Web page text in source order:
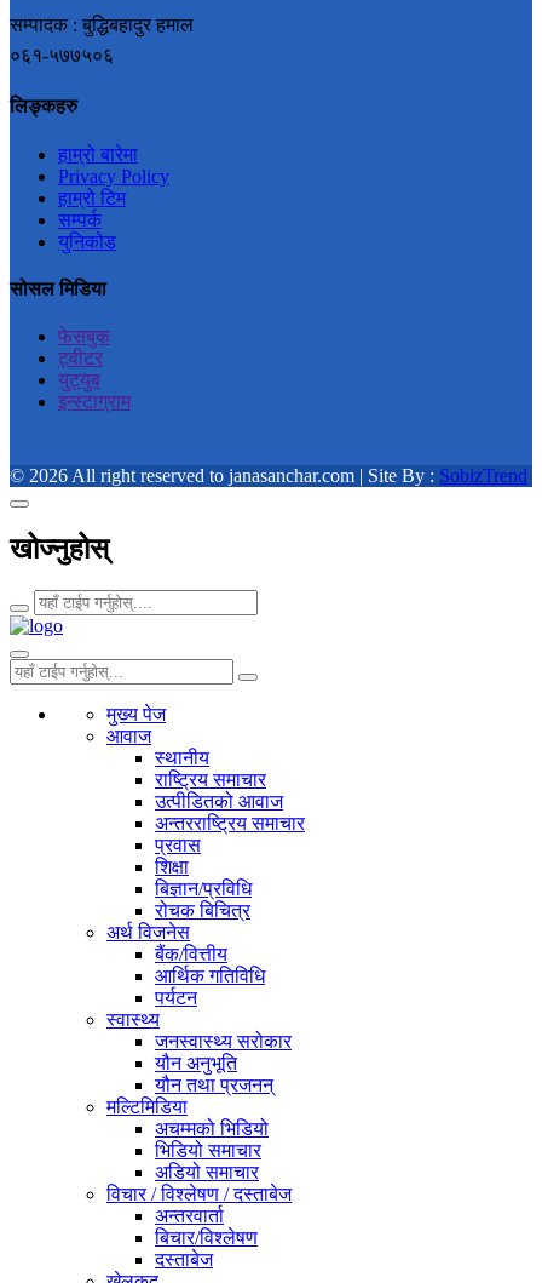
सम्पादक : बुद्धिबहादुर हमाल
०६१-५७७५०६
लिङ्कहरु
हाम्रो बारेमा
Privacy Policy
हाम्रो टिम
सम्पर्क
युनिकोड
सोसल मिडिया
फेसबुक
ट्वीटर
युट्युब
इन्स्टाग्राम
© 2026 All right reserved to janasanchar.com | Site By : SobizTrend
खोज्नुहोस्
मुख्य पेज
आवाज
स्थानीय
राष्ट्रिय समाचार
उत्पीडितको आवाज
अन्तरराष्ट्रिय समाचार
प्रवास
शिक्षा
बिज्ञान/प्रविधि
रोचक बिचित्र
अर्थ विजनेस
बैंक/वित्तीय
आर्थिक गतिविधि
पर्यटन
स्वास्थ्य
जनस्वास्थ्य सरोकार
यौन अनुभूति
यौन तथा प्रजनन्
मल्टिमिडिया
अचम्मको भिडियो
भिडियो समाचार
अडियो समाचार
विचार / विश्लेषण / दस्ताबेज
अन्तरवार्ता
बिचार/विश्लेषण
दस्ताबेज